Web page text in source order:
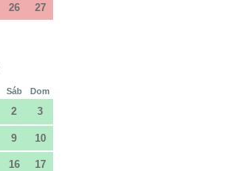
26 27
Sáb Dom
2 3
9 10
16 17